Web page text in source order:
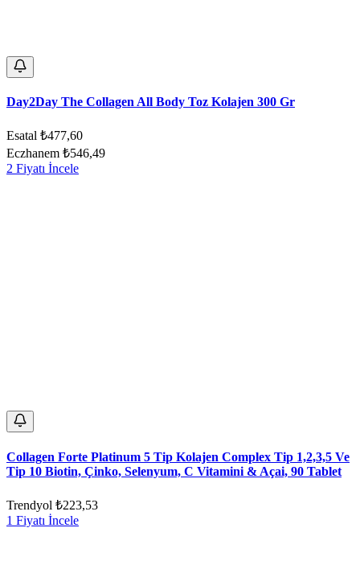
Day2Day The Collagen All Body Toz Kolajen 300 Gr
Esatal ₺477,60
Eczhanem ₺546,49
2 Fiyatı İncele
Collagen Forte Platinum 5 Tip Kolajen Complex Tip 1,2,3,5 Ve
Tip 10 Biotin, Çinko, Selenyum, C Vitamini & Açai, 90 Tablet
Trendyol ₺223,53
1 Fiyatı İncele